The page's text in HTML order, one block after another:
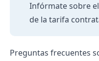
Infórmate sobre el
de la tarifa
Preguntas frecuentes